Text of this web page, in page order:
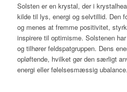
Solsten er en krystal, der i
kilde til lys, energi og selvtillid. Den
og menes at fremme positivitet,
inspirere til optimisme. Solstenen
og tilhører feldspatgruppen. Dens
opløftende, hvilket gør den særligt
energi eller følelsesmæssig ubalance.